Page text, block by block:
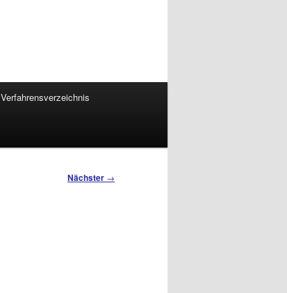
Verfahrensverzeichnis
Nächster →